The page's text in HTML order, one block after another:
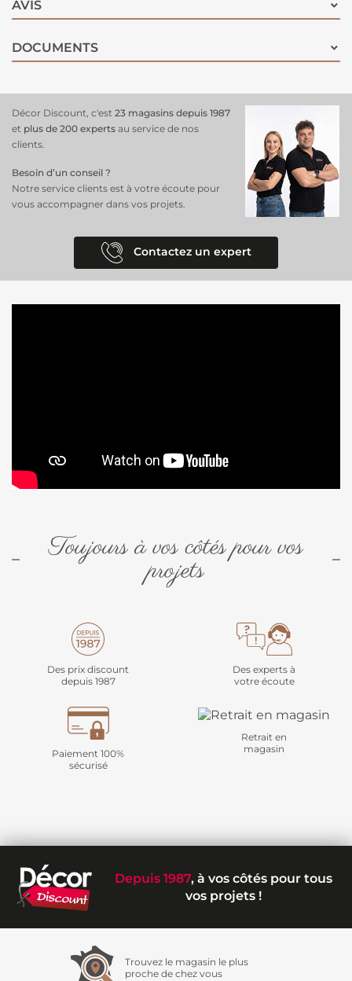
AVIS
DOCUMENTS
Décor Discount, c'est 23 magasins depuis 1987
et plus de 200 experts au service de nos
clients.
Besoin d’un conseil ?
Notre service clients est à votre écoute pour
vous accompagner dans vos projets.
Contactez un expert
Toujours à vos côtés pour vos
projets
Des prix discount
depuis 1987
Des experts à
votre écoute
Paiement 100%
sécurisé
Retrait en
magasin
Depuis 1987, à vos côtés pour tous
vos projets !
Trouvez le magasin le plus
proche de chez vous